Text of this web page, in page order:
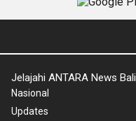
Jelajahi ANTARA News Bali
Nasional
Updates